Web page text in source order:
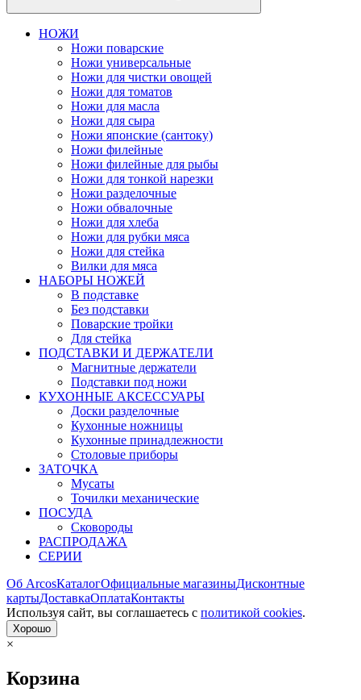
НОЖИ
Ножи поварские
Ножи универсальные
Ножи для чистки овощей
Ножи для томатов
Ножи для масла
Ножи для сыра
Ножи японские (сантоку)
Ножи филейные
Ножи филейные для рыбы
Ножи для тонкой нарезки
Ножи разделочные
Ножи обвалочные
Ножи для хлеба
Ножи для рубки мяса
Ножи для стейка
Вилки для мяса
НАБОРЫ НОЖЕЙ
В подставке
Без подставки
Поварские тройки
Для стейка
ПОДСТАВКИ И ДЕРЖАТЕЛИ
Магнитные держатели
Подставки под ножи
КУХОННЫЕ АКСЕССУАРЫ
Доски разделочные
Кухонные ножницы
Кухонные принадлежности
Столовые приборы
ЗАТОЧКА
Мусаты
Точилки механические
ПОСУДА
Сковороды
РАСПРОДАЖА
СЕРИИ
Об ArcosКаталогОфициальные магазиныДисконтные
картыДоставкаОплатаКонтакты
Используя сайт, вы согла­шаетесь с политикой cookies.
Хорошо
×
Корзина